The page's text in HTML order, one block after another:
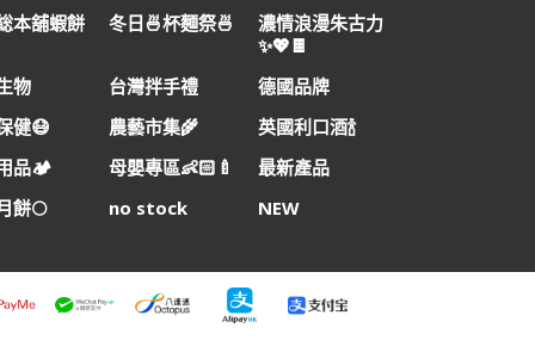
本舖蝦餅 冬日🍜杯麵祭🍜
濃情浪漫朱古力
✨💖🍫
物 台灣拌手禮
德國品牌
健😷 農藝市集🌾
英國利口酒🍾
品🏕️ 母嬰專區👶🏻🍼
最新產品
餅🌕
no stock NEW